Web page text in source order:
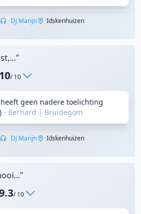
DJ Marijn
Idskenhuizen
/ 10
geen nadere toelichting
- Bernard | Bruidegom
DJ Marijn
Idskenhuizen
/ 10